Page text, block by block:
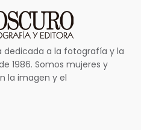
dedicada a la fotografía y la
1986. Somos mujeres y
la imagen y el